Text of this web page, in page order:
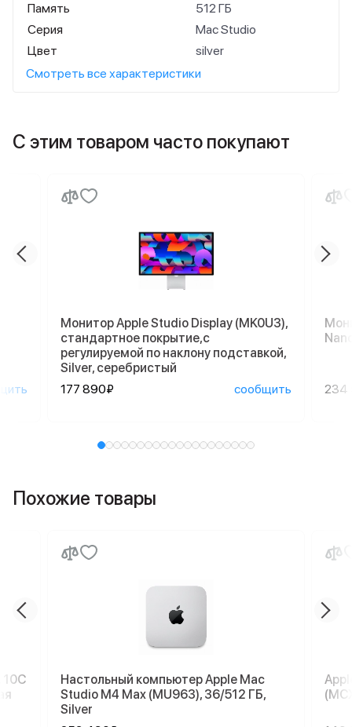
Память
512 ГБ
Серия
Mac Studio
Цвет
silver
Смотреть все характеристики
С этим товаром часто покупают
Монитор Apple Studio Display (MK0U3),
стандартное покрытие,с
регулируемой по наклону подставкой,
Silver, серебристый
177 890₽
сообщить 234
Похожие товары
10C
Настольный компьютер Apple Mac
Studio M4 Max (MU963), 36/512 ГБ,
Silver